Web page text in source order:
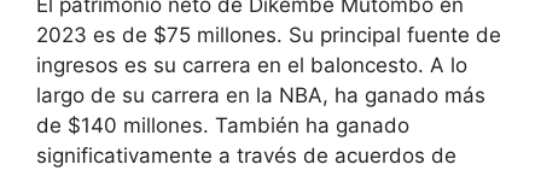
El patrimonio neto de Dikembe Mutombo en
2023 es de $75 millones. Su principal fuente de
ingresos es su carrera en el baloncesto. A lo
largo de su carrera en la NBA, ha ganado más
de $140 millones. También ha ganado
significativamente a través de acuerdos de